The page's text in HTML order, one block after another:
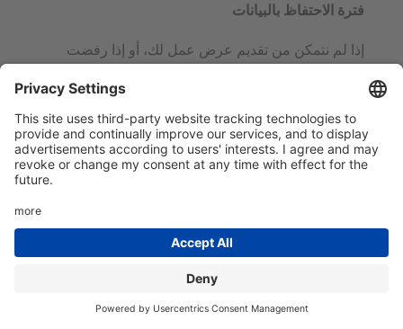
فترة الاحتفاظ بالبيانات
إذا لم نتمكن من تقديم عرض عمل لك، أو إذا رفضت
الاحتفاظ بالبيانات التي قدمتها على أساس مصالحنا
المشروعة (المادة 6 الفقرة 1 مضاءة من اللائحة العامة
لحماية البيانات) لمدة تصل إلى 6 أشهر من نهاية عملية
تقديم الطلب (رفض الطلب أو سحبه). سيتم بعد ذلك
الاحتفاظ بالبيانات على وجه الخصوص كدليل في حالة
حدوث نزاع قانوني. إذا كان من الواضح أن البيانات
ستكون مطلوبة بعد انقضاء فترة الستة أشهر (على سبيل
المثال بسبب نزاع قانوني وشيك أو معلق)، فلن يتم حذف